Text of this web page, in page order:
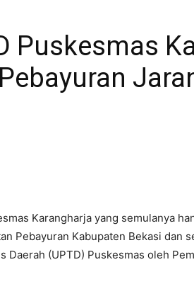
Puskesmas
Karangharja yang semulanya
Pebayuran Kabupaten Bekasi dan
Daerah (UPTD) Puskesmas oleh